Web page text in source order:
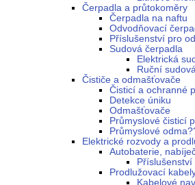
Čerpadla a průtokoměry
Čerpadla na naftu
Odvodňovací
Příslušenství pro
Sudová čerpadla
Elektrická
Ruční
Čističe a odmašťovače
Čisticí a ochranné
Detekce úniku
Odmašťovače
Průmyslové čisticí
Průmyslové
Elektrické rozvody a
Autobaterie,
Prodlužovací
Kabelové